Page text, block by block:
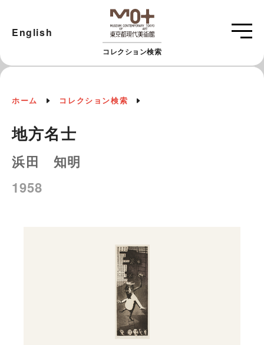
コレクション検索
English
ホーム コレクション検索
地方名士
浜田 知明
1958